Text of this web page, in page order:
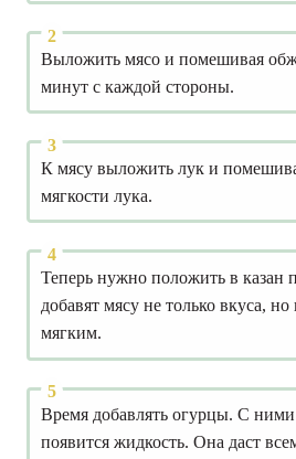
Выложить мясо и помешивая
минут с каждой стороны.
К мясу выложить лук и
мягкости лука.
Теперь нужно положить в
добавят мясу не только вкуса,
мягким.
Время добавлять огурцы. С ними
появится жидкость. Она даст